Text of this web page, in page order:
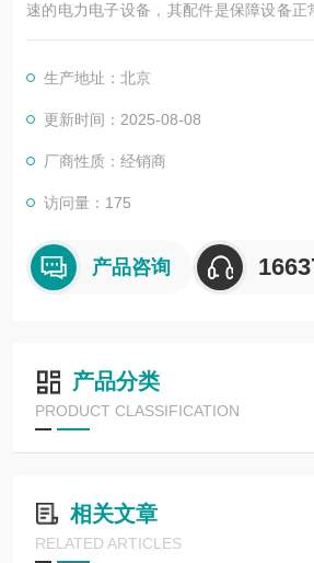
速的电力电子设备，其配件是保障设备正
及维护维修的重要组成部分。这些配件种
生产地址：北京
更新时间：2025-08-08
厂商性质：经销商
访问量：175
产品咨询
产品分类
PRODUCT CLASSIFICATION
相关文章
RELATED ARTICLES